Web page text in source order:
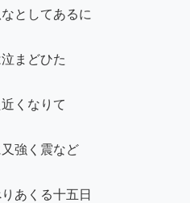
としてあるに
まどひた
くなりて
強く震など
あくる十五日